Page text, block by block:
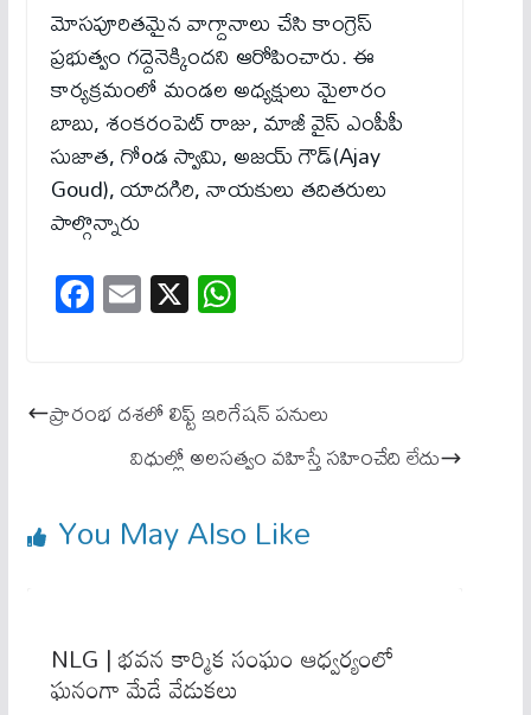
మోసపూరితమైన వాగ్దానాలు చేసి కాంగ్రెస్
ప్రభుత్వం గద్దెనెక్కిందని ఆరోపించారు. ఈ
కార్యక్రమంలో మండల అధ్యక్షులు మైలారం
బాబు, శంకరంపెట్ రాజు, మాజీ వైస్ ఎంపీపీ
సుజాత, గోoడ స్వామి, అజయ్ గౌడ్(Ajay
Goud), యాదగిరి, నాయకులు తదితరులు
పాల్గొన్నారు
Fa
ce
ok
E
m
X W
ha
A
pp
ప్రారంభ ద‌శ‌లో లిఫ్ట్ ఇరిగేష‌న్ ప‌నులు
విధుల్లో అలసత్వం వహిస్తే సహించేది లేదు
You May Also Like
NLG | భవన కార్మిక సంఘం ఆధ్వర్యంలో
ఘనంగా మేడే వేడుకలు